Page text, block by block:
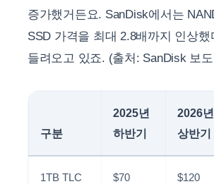
증가했거든요. SanDisk에서는
SSD 가격을 최대 2.8배까지 인상했
들려오고 있죠. (출처: SanDisk 보
구분
2025년
하반기
2026년
상반기
1TB TLC
$70 $120